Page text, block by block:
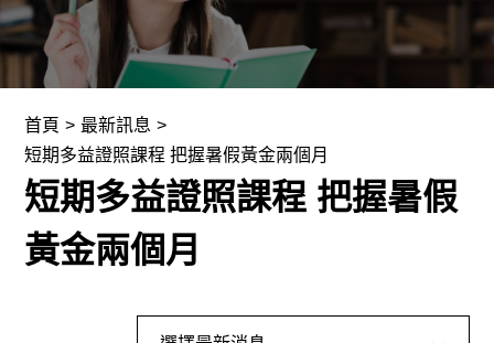
關於我們
翰品快訊
首頁
最新訊息
短期多益證照課程 把握暑假黃金兩個月
短期多益證照課程 把握暑假
黃金兩個月
全部消息